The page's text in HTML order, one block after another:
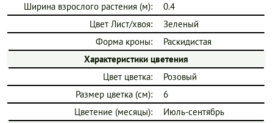
Ширина взрослого растения (м):
0.4
Цвет Лист/хвоя:
Зеленый
Форма кроны:
Раскидистая
Характеристики цветения
Цвет цветка:
Розовый
Размер цветка (см):
6
Цветение (месяцы):
Июль-сентябрь